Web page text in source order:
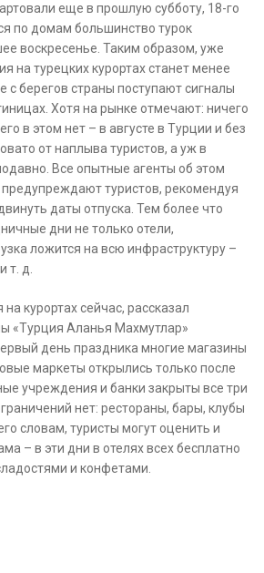
еще в прошлую субботу, 18-го
по домам большинство турок
воскресенье. Таким образом, уже
на турецких курортах станет менее
с берегов страны поступают сигналы
Хотя на рынке отмечают: ничего
в этом нет – в августе в Турции и без
от наплыва туристов, а уж в
Все опытные агенты об этом
предупреждают туристов, рекомендуя
даты отпуска. Тем более что
дни не только отели,
ложится на всю инфраструктуру –
т. д.
курортах сейчас, рассказал
«Турция Аланья Махмутлар»
день праздника многие магазины
маркеты открылись только после
учреждения и банки закрыты все три
нет: рестораны, бары, клубы
словам, туристы могут оценить и
– в эти дни в отелях всех бесплатно
и конфетами.